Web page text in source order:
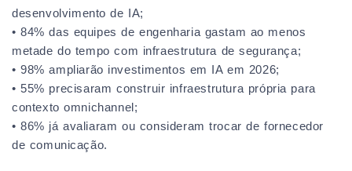
desenvolvimento de IA;
• 84% das equipes de engenharia gastam ao menos
metade do tempo com infraestrutura de segurança;
• 98% ampliarão investimentos em IA em 2026;
• 55% precisaram construir infraestrutura própria para
contexto omnichannel;
• 86% já avaliaram ou consideram trocar de fornecedor
de comunicação.